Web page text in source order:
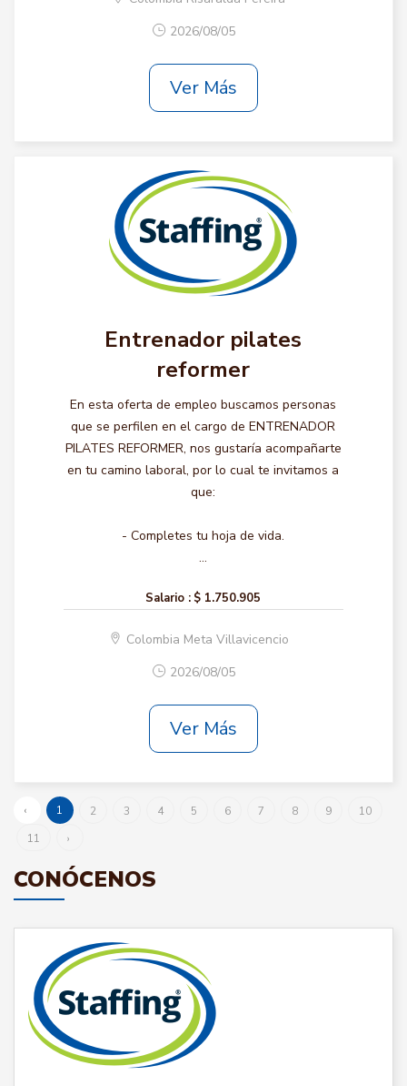
2026/08/05
Ver Más
Entrenador pilates
reformer
En esta oferta de empleo buscamos personas
que se perfilen en el cargo de ENTRENADOR
PILATES REFORMER, nos gustaría acompañarte
en tu camino laboral, por lo cual te invitamos a
que:
- Completes tu hoja de vida.
...
Salario : $ 1.750.905
Colombia Meta Villavicencio
2026/08/05
Ver Más
‹ 1 2 3 4 5 6 7 8 9
10
11
›
CONÓCENOS